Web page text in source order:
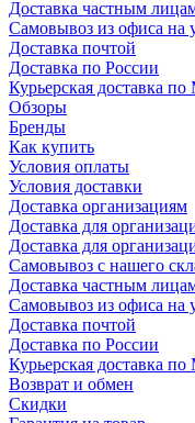
Доставка частным
Самовывоз из офиса на
Доставка почтой
Доставка по России
Курьерская доставка
Обзоры
Бренды
Как купить
Условия оплаты
Условия доставки
Доставка организациям
Доставка для
Доставка для
Самовывоз с нашего
Доставка частным
Самовывоз из офиса на
Доставка почтой
Доставка по России
Курьерская доставка
Возврат и обмен
Скидки